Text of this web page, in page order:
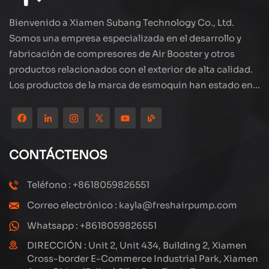
trate de inflación de neumáticos o operación de
bomba de aire pequeño, es su socio confiable.
Bienvenido a Xiamen Subang Technology Co., Ltd.
Somos una empresa especializada en el desarrollo y
fabricación de compresores de Air Booster y otros
productos relacionados con el exterior de alta calidad.
Los productos de la marca de esmoquin han estado en
ubicada en el hermoso paisaje de la ciudad costera:
Xiamen, nuestros productos se exportan a más de 80
países y regiones, con una excelente calidad ha ganado
una amplia reputación internacional. Subang
Technology tiene un equipo de ventas profesional y un
estamos explorando y estudiando cómo actualizar
continuamente nuestros productos a través de la
innovación para satisfacer las crecientes necesidades
de los clientes. El enfoque central de la compañía en la
CONTÁCTENOS
Teléfono : +8618059826551
Correo electrónico : kayla@freshairpump.com
Whatsapp : +8618059826551
DIRECCIÓN : Unit 2, Unit 434, Building 2, Xiamen
Cross-border E-Commerce Industrial Park, Xiamen